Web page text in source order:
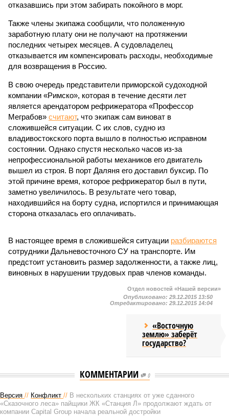
отказавшись при этом забирать покойного в морг.
Также члены экипажа сообщили, что положенную
заработную плату они не получают на протяжении
последних четырех месяцев. А судовладелец
отказывается им компенсировать расходы, необходимые
для возвращения в Россию.
В свою очередь представители приморской судоходной
компании «Римско», которая в течение десяти лет
является арендатором рефрижератора «Профессор
Меграбов» считают, что экипаж сам виноват в
сложившейся ситуации. С их слов, судно из
владивостокского порта вышло в полностью исправном
состоянии. Однако спустя несколько часов из-за
непрофессиональной работы механиков его двигатель
вышел из строя. В порт Даляня его доставил буксир. По
этой причине время, которое рефрижератор был в пути,
заметно увеличилось. В результате чего товар,
находившийся на борту судна, испортился и принимающая
сторона отказалась его оплачивать.
В настоящее время в сложившейся ситуации разбираются
сотрудники Дальневосточного СУ на транспорте. Им
предстоит установить размер задолженности, а также лиц,
виновных в нарушении трудовых прав членов команды.
Отдел новостей «Нашей версии»
Опубликовано: 29.12.2015 13:50
Отредактировано: 29.12.2015 14:04
«Восточную
землю» заберёт
государство?
КОММЕНТАРИИ 0
Версия // Конфликт // В нескольких станциях от уже сданного
«Сказочного леса» пайщики ЖК «Станция Л» продолжают ждать от
компании Capital Group начала реальной достройки